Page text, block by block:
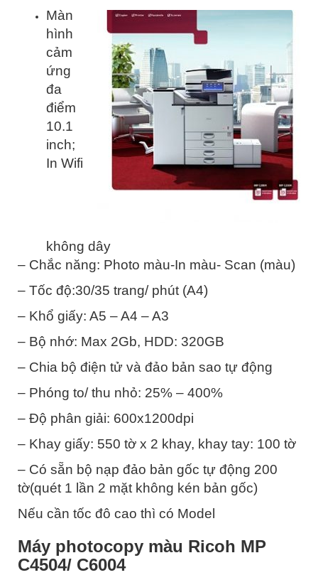
Màn
hình
cảm
ứng
đa
điểm
10.1
inch;
In Wifi
không dây
– Chắc năng: Photo màu-In màu- Scan (màu)
– Tốc độ:30/35 trang/ phút (A4)
– Khổ giấy: A5 – A4 – A3
– Bộ nhớ: Max 2Gb, HDD: 320GB
– Chia bộ điện tử và đảo bản sao tự động
– Phóng to/ thu nhỏ: 25% – 400%
– Độ phân giải: 600x1200dpi
– Khay giấy: 550 tờ x 2 khay, khay tay: 100 tờ
– Có sẵn bộ nạp đảo bản gốc tự động 200
tờ(quét 1 lần 2 mặt không kén bản gốc)
Nếu cần tốc đô cao thì có Model
Máy photocopy màu Ricoh MP
C4504/ C6004